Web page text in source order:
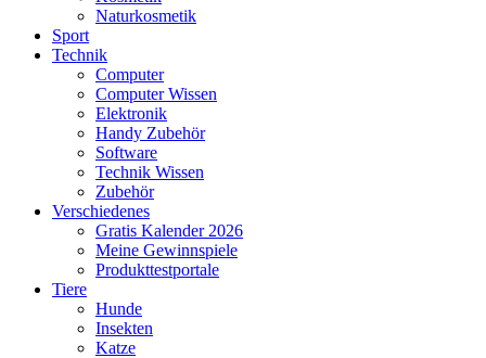
Naturkosmetik
Sport
Technik
Computer
Computer Wissen
Elektronik
Handy Zubehör
Software
Technik Wissen
Zubehör
Verschiedenes
Gratis Kalender 2026
Meine Gewinnspiele
Produkttestportale
Tiere
Hunde
Insekten
Katze